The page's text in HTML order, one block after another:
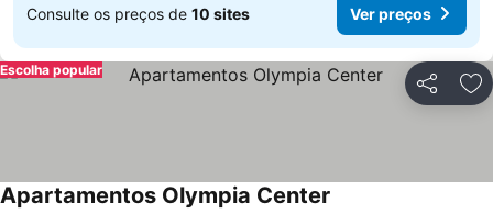
Consulte os preços de 10 sites Ver preços
Partilhar
Escolha popular
Apartamentos Olympia Center